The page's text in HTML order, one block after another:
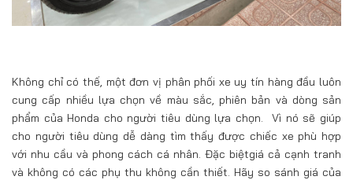
Không chỉ có thế, một đơn vị phân phối xe uy tín hàng đầu luôn
cung cấp nhiều lựa chọn về màu sắc, phiên bản và dòng sản
phẩm của Honda cho người tiêu dùng lựa chọn. Vì nó sẽ giúp
cho người tiêu dùng dễ dàng tìm thấy được chiếc xe phù hợp
với nhu cầu và phong cách cá nhân. Đặc biệtgiá cả cạnh tranh
và không có các phụ thu không cần thiết. Hãy so sánh giá của